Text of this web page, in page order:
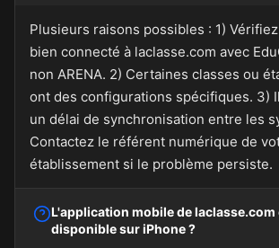
Plusieurs raisons possibles : 1)
bien connecté à laclasse.com avec
non ARENA. 2) Certaines classes ou
ont des configurations spécifiques. 3)
un délai de synchronisation entre les
Contactez le référent numérique de
établissement si le problème persiste.
L'application mobile de
disponible sur iPhone ?